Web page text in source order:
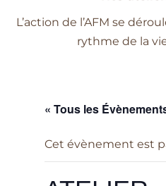
L’action de l’AFM se
rythme de la
« Tous les
Cet évènement est